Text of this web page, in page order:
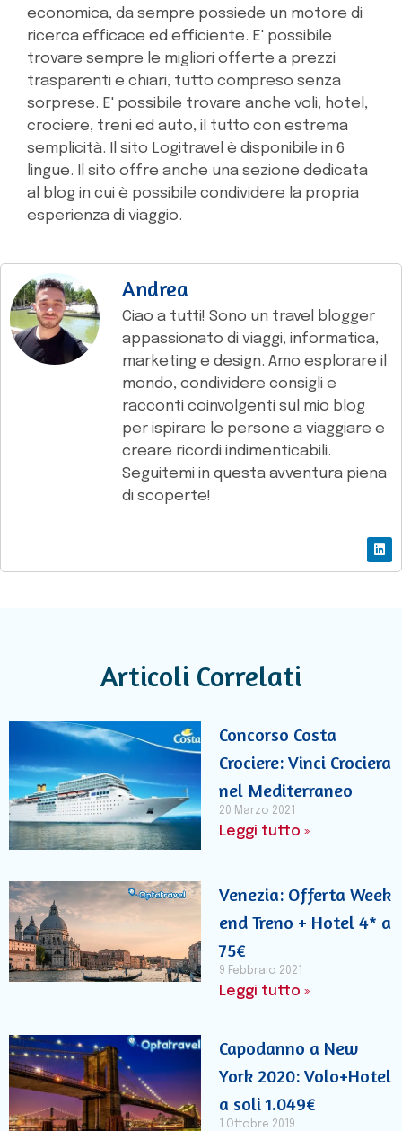
economica, da sempre possiede un motore di
ricerca efficace ed efficiente. E' possibile
trovare sempre le migliori offerte a prezzi
trasparenti e chiari, tutto compreso senza
sorprese. E' possibile trovare anche voli, hotel,
crociere, treni ed auto, il tutto con estrema
semplicità. Il sito Logitravel è disponibile in 6
lingue. Il sito offre anche una sezione dedicata
al blog in cui è possibile condividere la propria
esperienza di viaggio.
Andrea
Ciao a tutti! Sono un travel blogger
appassionato di viaggi, informatica,
marketing e design. Amo esplorare il
mondo, condividere consigli e
racconti coinvolgenti sul mio blog
per ispirare le persone a viaggiare e
creare ricordi indimenticabili.
Seguitemi in questa avventura piena
di scoperte!
Articoli Correlati
Concorso Costa
Crociere: Vinci Crociera
nel Mediterraneo
20 Marzo 2021
Leggi tutto »
Venezia: Offerta Week
end Treno + Hotel 4* a
75€
9 Febbraio 2021
Leggi tutto »
Capodanno a New
York 2020: Volo+Hotel
a soli 1.049€
1 Ottobre 2019